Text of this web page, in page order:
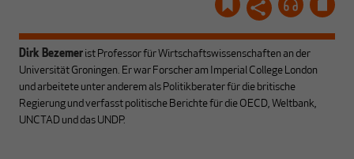
Dirk Bezemer ist Professor für Wirtschaftswissenschaften an der
Universität Groningen. Er war Forscher am Imperial College London
und arbeitete unter anderem als Politikberater für die britische
Regierung und verfasst politische Berichte für die OECD, Weltbank,
UNCTAD und das UNDP.